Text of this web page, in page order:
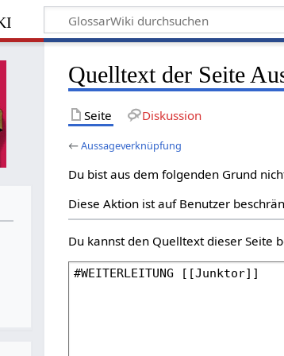
Quelltext der Seite
Seite Diskussion
←Aussageverknüpfung
Du bist aus dem folgenden Grund
Diese Aktion ist auf Benutzer
Du kannst den Quelltext dieser Seite